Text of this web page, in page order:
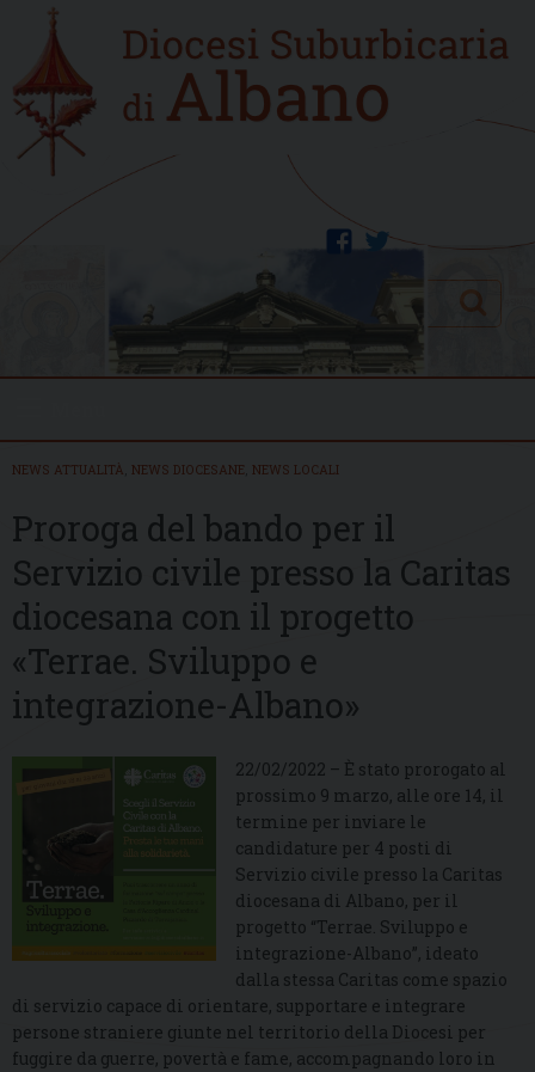
content
Home
new
twitter
facebook
Search
NEWS ATTUALITÀ NEWS DIOCESANE NEWS LOCALI
Proroga del bando per il
Servizio civile presso la Caritas
diocesana con il progetto
«Terrae. Sviluppo e
integrazione-Albano»
22/02/2022 – È stato prorogato al
prossimo 9 marzo, alle ore 14, il
termine per inviare le
candidature per 4 posti di
Servizio civile presso la Caritas
diocesana di Albano, per il
progetto “Terrae. Sviluppo e
integrazione-Albano”, ideato
dalla stessa Caritas come spazio
di servizio capace di orientare, supportare e integrare
persone straniere giunte nel territorio della Diocesi per
fuggire da guerre, povertà e fame, accompagnando loro in